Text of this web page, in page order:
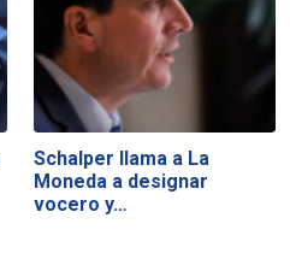
Schalper llama a La
Moneda a designar
vocero y…